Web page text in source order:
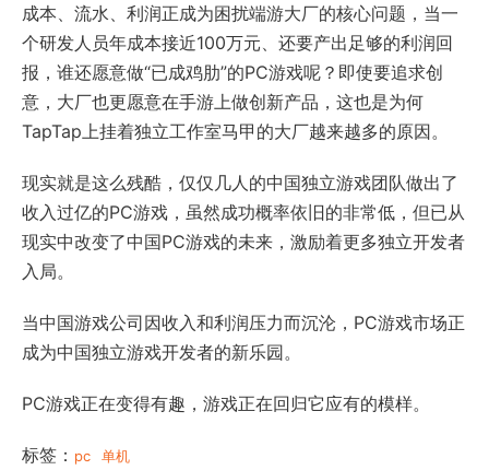
成本、流水、利润正成为困扰端游大厂的核心问题，当一
个研发人员年成本接近100万元、还要产出足够的利润回
报，谁还愿意做“已成鸡肋”的PC游戏呢？即使要追求创
意，大厂也更愿意在手游上做创新产品，这也是为何
TapTap上挂着独立工作室马甲的大厂越来越多的原因。
现实就是这么残酷，仅仅几人的中国独立游戏团队做出了
收入过亿的PC游戏，虽然成功概率依旧的非常低，但已从
现实中改变了中国PC游戏的未来，激励着更多独立开发者
入局。
当中国游戏公司因收入和利润压力而沉沦，PC游戏市场正
成为中国独立游戏开发者的新乐园。
PC游戏正在变得有趣，游戏正在回归它应有的模样。
标签： pc 单机